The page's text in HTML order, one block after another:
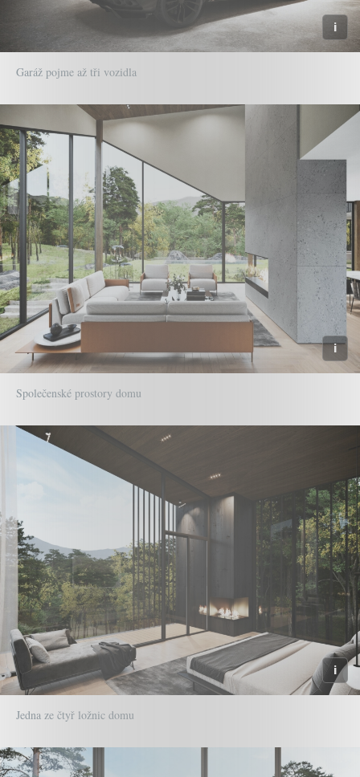
Garáž pojme až tři vozidla
Společenské prostory domu
Jedna ze čtyř ložnic domu